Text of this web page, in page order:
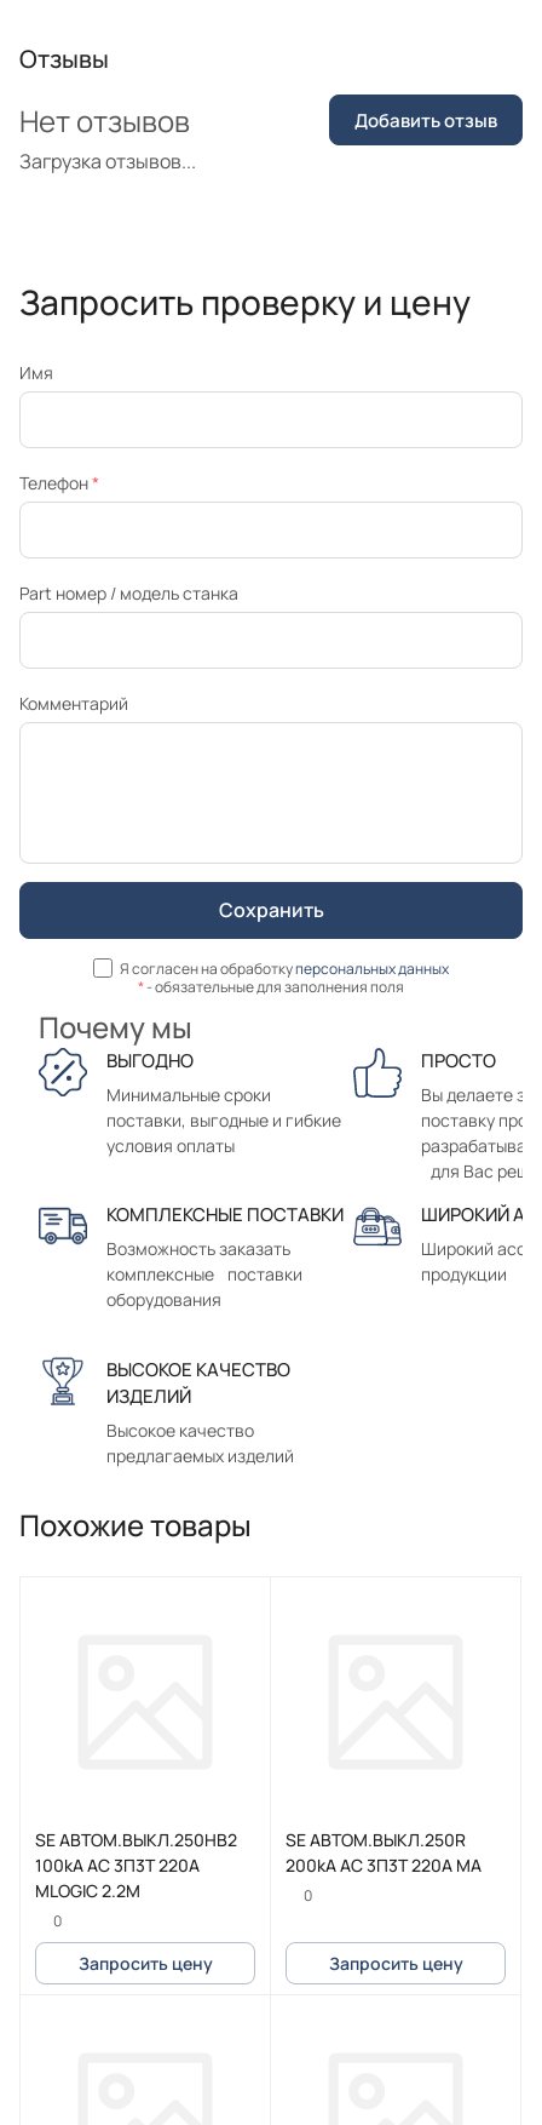
Отзывы
Загрузка отзывов...
Нет отзывов Добавить отзыв
Запросить проверку и цену
Имя
Телефон*
Part номер / модель станка
Комментарий
Я согласен на обработкуперсональных данных
*- обязательные для заполнения поля
Почему мы
ВЫГОДНО
Минимальные сроки
поставки, выгодные и гибкие
условия оплаты
ПРОСТО
Вы делаете
поставку
для Вас
КОМПЛЕКСНЫЕ ПОСТАВКИ
Возможность заказать
комплексные поставки
оборудования
ШИРОКИЙ
Широкий
продукции
ВЫСОКОЕ КАЧЕСТВО
ИЗДЕЛИЙ
Высокое качество
предлагаемых изделий
Похожие товары
SE АВТОМ.ВЫКЛ.250HB2
100kA AC 3П3Т 220A
MLOGIC 2.2M
0
Запросить цену
SE АВТОМ.ВЫКЛ.250R
200kA AC 3П3Т 220A MA
0
Запросить цену